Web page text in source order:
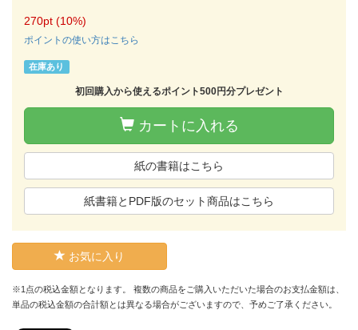
270pt (10%)
ポイントの使い方はこちら
在庫あり
初回購入から使えるポイント500円分プレゼント
カートに入れる
紙の書籍はこちら
紙書籍とPDF版のセット商品はこちら
お気に入り
※1点の税込金額となります。 複数の商品をご購入いただいた場合のお支払金額は、
単品の税込金額の合計額とは異なる場合がございますので、予めご了承ください。